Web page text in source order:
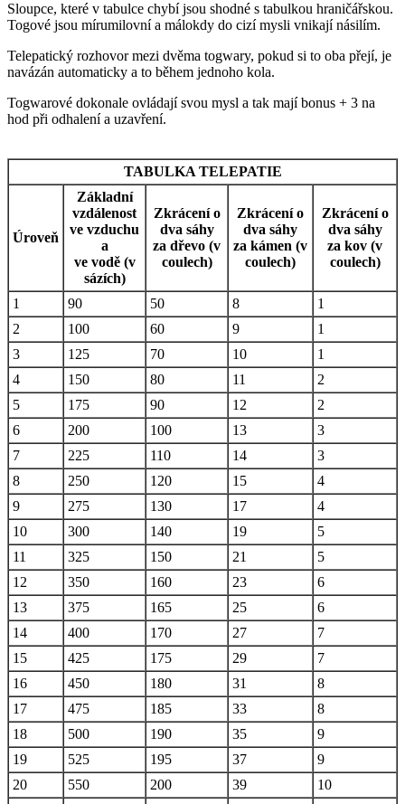
Sloupce, které v tabulce chybí jsou shodné s tabulkou hraničářskou.
Togové jsou mírumilovní a málokdy do cizí mysli vnikají násilím.
Telepatický rozhovor mezi dvěma togwary, pokud si to oba přejí, je
navázán automaticky a to během jednoho kola.
Togwarové dokonale ovládají svou mysl a tak mají bonus + 3 na
hod při odhalení a uzavření.
TABULKA TELEPATIE
Úroveň
Základní
vzdálenost
ve vzduchu
a
ve vodě (v
sázích)
Zkrácení o
dva sáhy
za dřevo (v
coulech)
Zkrácení o
dva sáhy
za kámen (v
coulech)
Zkrácení o
dva sáhy
za kov (v
coulech)
1 90 50 8
1
2
100 60 9
1
3
125 70 10
1
4
150 80 11
2
5
175 90 12
2
6
200 100 13
3
7
225 110 14
3
8
250 120 15
4
9
275 130 17
4
10
300 140 19
5
11
325 150 21
5
12
350 160 23
6
13
375 165 25
6
14
400 170 27
7
15
425 175 29
7
16
450 180 31
8
17
475 185 33
8
18
500 190 35
9
19
525 195 37
9
20
550 200 39
10